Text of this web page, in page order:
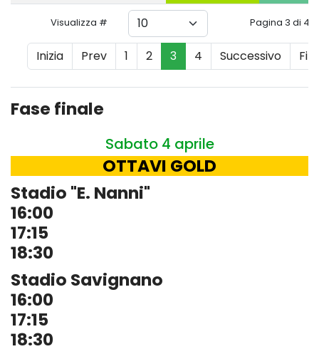
Visualizza # Pagina 3 di 4
Inizia Prev 1 2 3 4 Successivo
Fase finale
Sabato 4 aprile
OTTAVI GOLD
Stadio "E. Nanni"
16:00
17:15
18:30
Stadio Savignano
16:00
17:15
18:30